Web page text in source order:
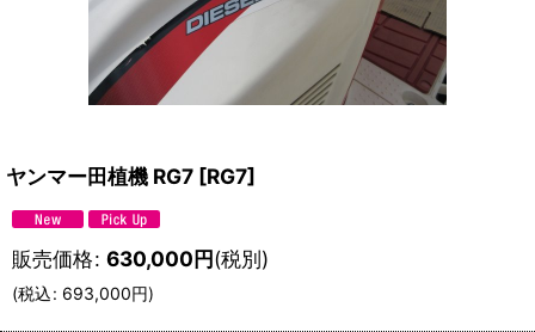
ヤンマー田植機 RG7 [RG7]
販売価格: 630,000円(税別)
(税込: 693,000円)